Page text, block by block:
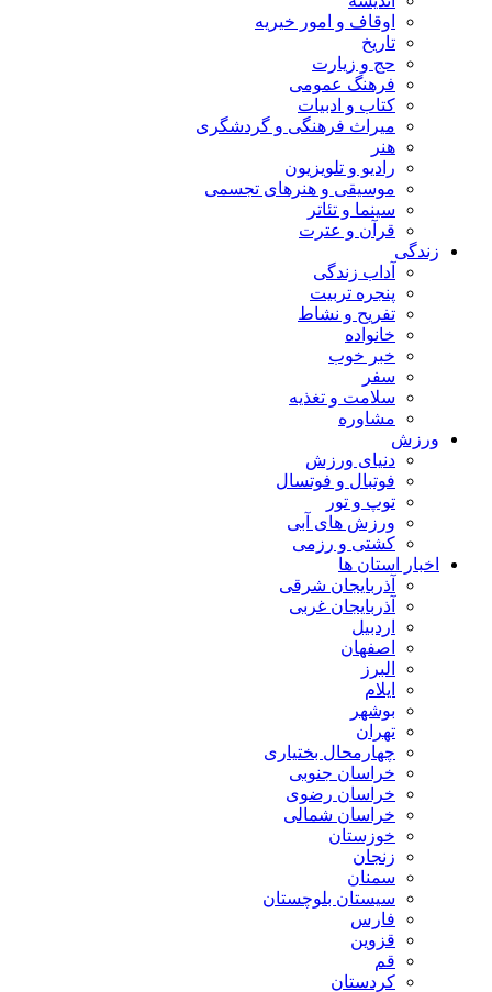
اوقاف و امور خیریه
تاریخ
حج و زیارت
فرهنگ عمومی
کتاب و ادبیات
میراث فرهنگی و گردشگری
هنر
رادیو و تلویزیون
موسیقی و هنرهای تجسمی
سینما و تئاتر
قرآن و عترت
زندگی
آداب زندگی
پنجره تربیت
تفریح و نشاط
خانواده
خبر خوب
سفر
سلامت و تغذیه
مشاوره
ورزش
دنیای ورزش
فوتبال و فوتسال
توپ و تور
ورزش های آبی
کشتی و رزمی
اخبار استان ها
آذربایجان شرقی
آذربایجان غربی
اردبیل
اصفهان
البرز
ایلام
بوشهر
تهران
چهارمحال بختیاری
خراسان جنوبی
خراسان رضوی
خراسان شمالی
خوزستان
زنجان
سمنان
سیستان بلوچستان
فارس
قزوین
قم
کردستان